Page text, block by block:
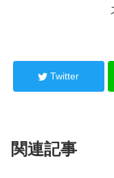
Twitter
関連記事